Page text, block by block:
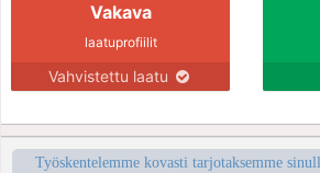
Vakava
laatuprofiilit
Vahvistettu laatu
Työskentelemme kovasti tarjotaksemme